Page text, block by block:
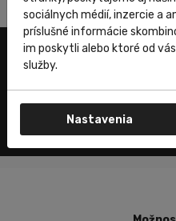
Zákaznícky servis
sociálnych médií, inzercie a
príslušné informácie
im poskytli alebo ktoré od
služby.
Nastavenia